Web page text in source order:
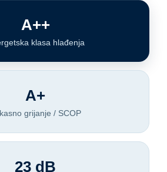
A++
klasa hlađenja
A+
grijanje / SCOP
23 dB